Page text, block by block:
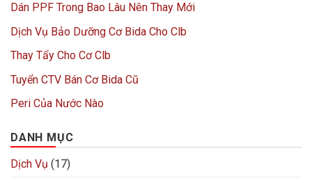
Dán PPF Trong Bao Lâu Nên Thay Mới
Dịch Vụ Bảo Dưỡng Cơ Bida Cho Clb
Thay Tẩy Cho Cơ Clb
Tuyển CTV Bán Cơ Bida Cũ
Peri Của Nước Nào
DANH MỤC
Dịch Vụ (17)